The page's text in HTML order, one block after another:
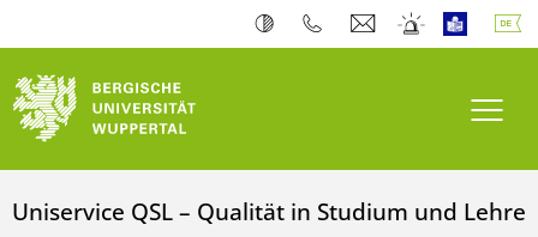
Uniservice QSL – Qualität in Studium und Lehre